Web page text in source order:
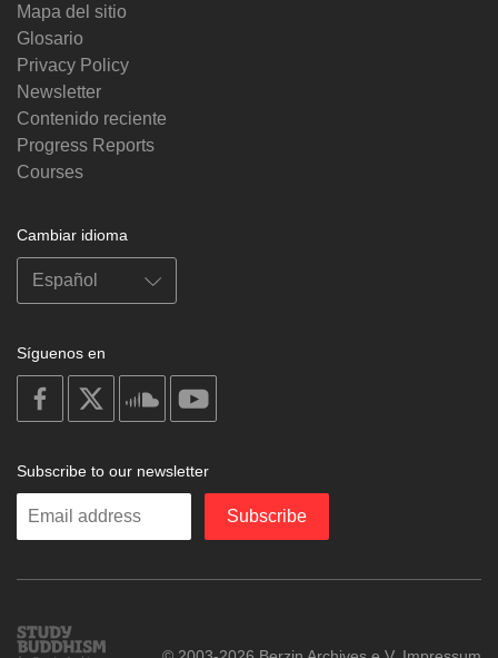
Mapa del sitio
Glosario
Privacy Policy
Newsletter
Contenido reciente
Progress Reports
Courses
Cambiar idioma
Síguenos en
on
facebook
soundcloud
Subscribe to our newsletter
Enter
Subscribe
Study